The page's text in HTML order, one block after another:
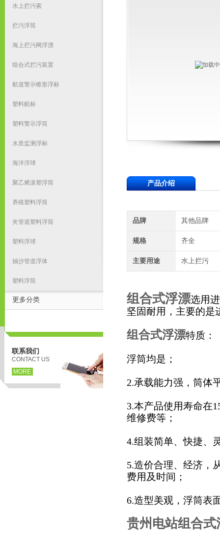
水上拦污索
拦污浮筒
海上拦污网浮漂
组合式拦污装置
航道警示锥形浮标
塑料航标
塑料警示浮筒
水质监测浮标
海洋浮球
聚乙烯滚塑浮筒
养殖塑料浮筒
夹管道塑料浮筒
塑料浮球
抽沙管道浮体
塑料浮筒
更多分类
联系我们
CONTACT US
MORE
产品介绍
品牌 其他品牌
规格 齐全
主要用途 水上拦污
组合式浮漂选用
坚固耐用，主要的是
组合式浮漂特质：
浮筒均是；
2.承载能力强，筒体
3.本产品使用寿命在
维修费等；
4.组装简单、快捷、
5.造价合理、经济，
费用及时间；
6.造型美观，浮筒表
贵州电站组合式